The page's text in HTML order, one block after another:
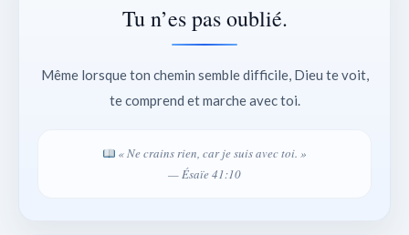
Tu n’es pas oublié.
Même lorsque ton chemin semble difficile, Dieu te voit,
te comprend et marche avec toi.
« Ne crains rien, car je suis avec toi. »
— Ésaïe 41:10